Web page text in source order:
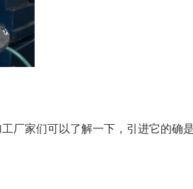
厂家们可以了解一下，引进它的确